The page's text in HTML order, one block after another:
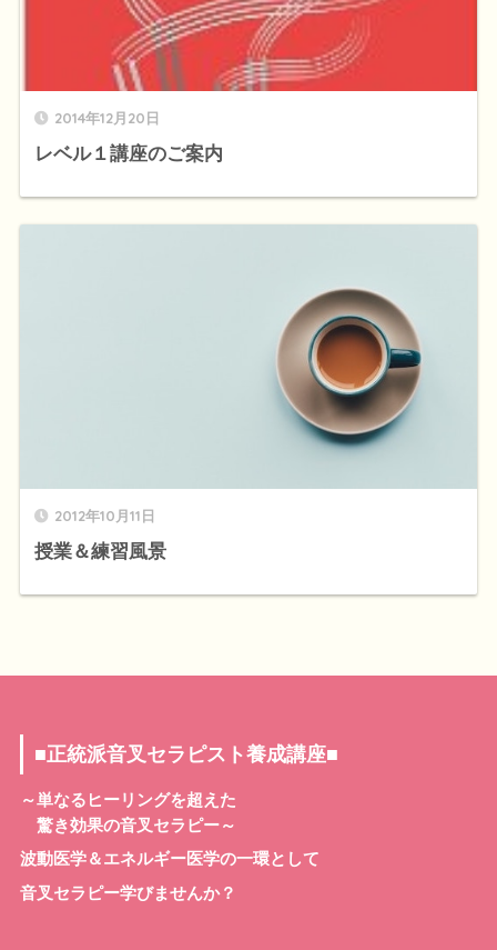
2014年12月20日
レベル１講座のご案内
2012年10月11日
授業＆練習風景
■正統派音叉セラピスト養成講座■
～単なるヒーリングを超えた
驚き効果の音叉セラピー～
波動医学＆エネルギー医学の一環として
音叉セラピー学びませんか？